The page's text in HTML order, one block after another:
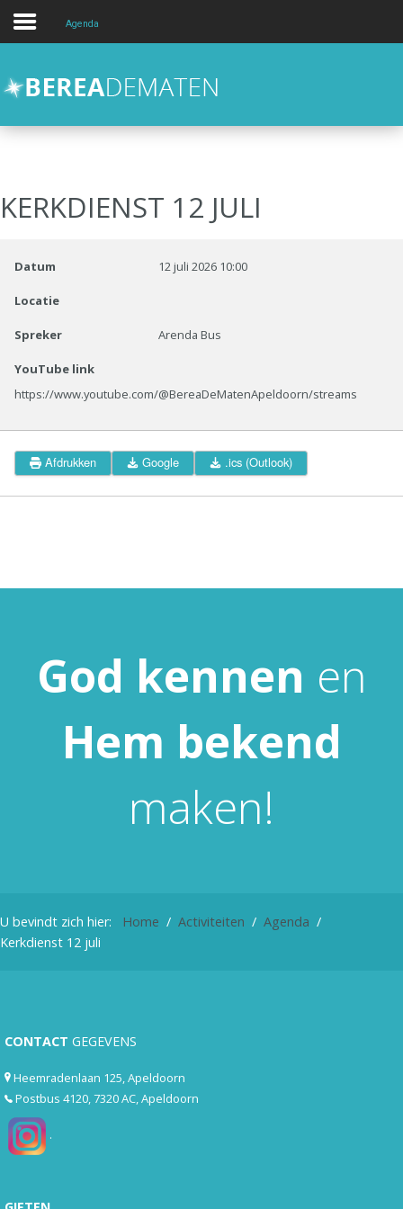
Contact
Zoeken
Agenda
KERKDIENST 12 JULI
Datum 12 juli 2026 10:00
Locatie
Spreker Arenda Bus
YouTube link
https://www.youtube.com/@BereaDeMatenApeldoorn/streams
Afdrukken Google .ics (Outlook)
God kennen en
Hem bekend
maken!
U bevindt zich hier: Home Activiteiten
Agenda
Kerkdienst 12 juli
CONTACT GEGEVENS
Heemradenlaan 125, Apeldoorn
Postbus 4120, 7320 AC, Apeldoorn
.